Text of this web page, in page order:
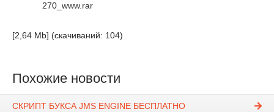
270_www.rar
[2,64 Mb] (cкачиваний: 104)
Похожие новости
СКРИПТ БУКСА JMS ENGINE БЕСПЛАТНО